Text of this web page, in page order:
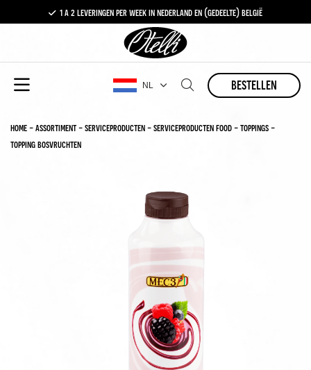
1 a 2 leveringen per week in nederland en (gedeelte) belgië
gratis levering vanaf €100,-
1 a 2 leveringen per week in nederland en (gedeelte) belgië
NL bestellen
home-assortiment-serviceproducten-serviceproducten food-toppings-
topping bosvruchten